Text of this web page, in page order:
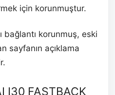
için korunmuştur.
bağlantı korunmuş, eski
sayfanın açıklama
I30 FASTBACK